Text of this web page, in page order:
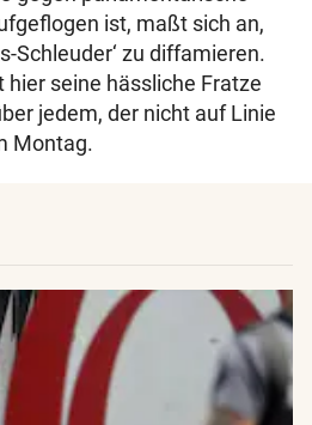
ist, maßt sich an,
Schleuder‘ zu diffamieren.
hier seine hässliche Fratze
jedem, der nicht auf Linie
Montag.